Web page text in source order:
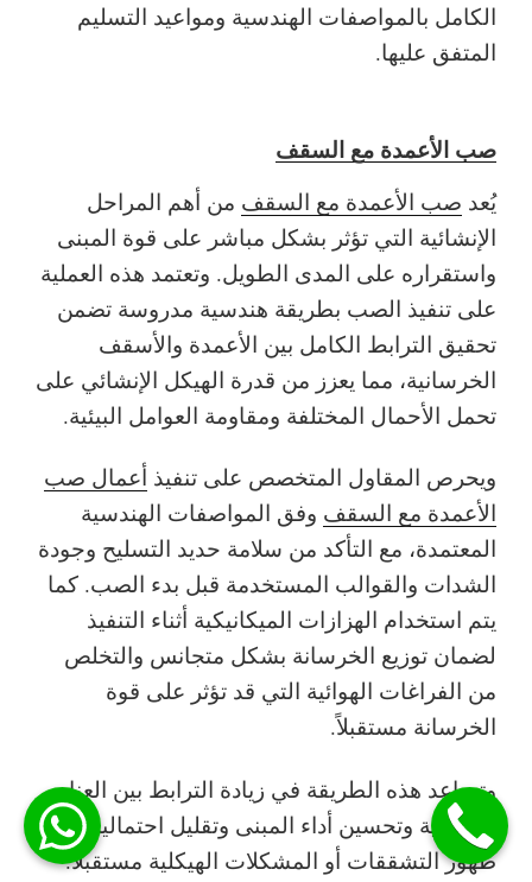
الكامل بالمواصفات الهندسية ومواعيد التسليم
المتفق عليها.
صب الأعمدة مع السقف
يُعد صب الأعمدة مع السقف من أهم المراحل
الإنشائية التي تؤثر بشكل مباشر على قوة المبنى
واستقراره على المدى الطويل. وتعتمد هذه العملية
على تنفيذ الصب بطريقة هندسية مدروسة تضمن
تحقيق الترابط الكامل بين الأعمدة والأسقف
الخرسانية، مما يعزز من قدرة الهيكل الإنشائي على
تحمل الأحمال المختلفة ومقاومة العوامل البيئية.
ويحرص المقاول المتخصص على تنفيذ أعمال صب
الأعمدة مع السقف وفق المواصفات الهندسية
المعتمدة، مع التأكد من سلامة حديد التسليح وجودة
الشدات والقوالب المستخدمة قبل بدء الصب. كما
يتم استخدام الهزازات الميكانيكية أثناء التنفيذ
لضمان توزيع الخرسانة بشكل متجانس والتخلص
من الفراغات الهوائية التي قد تؤثر على قوة
الخرسانة مستقبلاً.
وتساعد هذه الطريقة في زيادة الترابط بين العناصر
الإنشائية وتحسين أداء المبنى وتقليل احتمالية
ظهور التشققات أو المشكلات الهيكلية مستقبلاً.